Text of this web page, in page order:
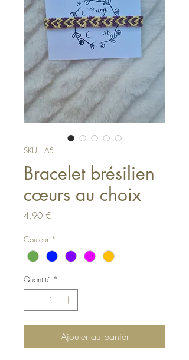
SKU : A5
Bracelet brésilien
cœurs au choix
4,90 €Prix
Couleur *
Quantité *
Ajouter au panier